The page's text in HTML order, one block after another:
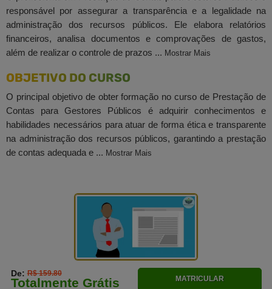
responsável por assegurar a transparência e a legalidade na
administração dos recursos públicos. Ele elabora relatórios
financeiros, analisa documentos e comprovações de gastos,
além de realizar o controle de prazos ... Mostrar Mais
OBJETIVO DO CURSO
O principal objetivo de obter formação no curso de Prestação de
Contas para Gestores Públicos é adquirir conhecimentos e
habilidades necessários para atuar de forma ética e transparente
na administração dos recursos públicos, garantindo a prestação
de contas adequada e ... Mostrar Mais
De:R$ 159.80
Totalmente Grátis MATRICULAR